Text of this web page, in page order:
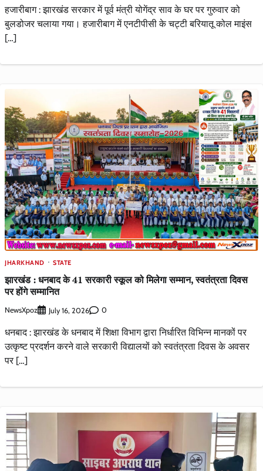
हजारीबाग : झारखंड सरकार में पूर्व मंत्री योगेंद्र साव के घर पर गुरुवार को
बुलडोजर चलाया गया। हजारीबाग में एनटीपीसी के चट्टी बरियातू कोल माइंस
[…]
JHARKHAND STATE
झारखंड : धनबाद के 41 सरकारी स्कूल को मिलेगा सम्मान, स्वतंत्रता दिवस
पर होंगे सम्मानित
NewsXpoz July 16, 2026 0
धनबाद : झारखंड के धनबाद में शिक्षा विभाग द्वारा निर्धारित विभिन्न मानकों पर
उत्कृष्ट प्रदर्शन करने वाले सरकारी विद्यालयों को स्वतंत्रता दिवस के अवसर
पर […]